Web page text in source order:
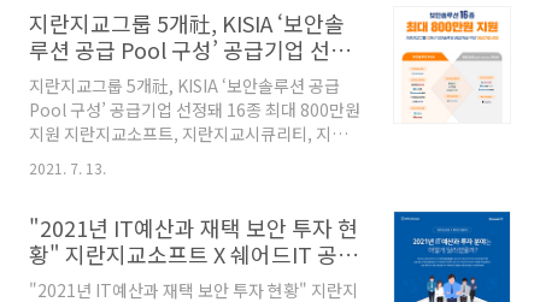
소·벤처기업은 지란지교소프트를 통해 사업 신
청 후 선정되면..
는 피플팀의 열정이 느껴지는 2022년 신년회! 그
현장을 지금 바로 공개합니다 😊 게더타운에서
진행한 신년회에서는 대표님들의 신년인사부터
각 사업/부서별 2022년 계획까지 확인할 수 있었
습니다. 각 사업/부서별 계획은 곧 진행될 OX 퀴
즈 문제로 나오기 때문에 직원들이 열심히 정독
하는 모습을 볼 수 있었는데요! JIRANSOFT 임
서 끝나면 우리 피플팀이 아니죠!!😎 특히 이..
지란지교그룹 5개社, KISIA ‘보안솔
루션 공급 Pool 구성’ 공급기업 선정
돼 16종 최대 800만원 지원
지란지교그룹 5개社, KISIA ‘보안솔루션 공급
Pool 구성’ 공급기업 선정돼 16종 최대 800만원
지원 지란지교소프트, 지란지교시큐리티, 지란지
교데이터, 지란지교에스앤씨, 엑소스피어랩스 등
5개사 공급기업 선정 정보유출방지(DLP), 랜섬
안솔루션 도입 시 최대 800만원 지원 ▲최대
800만원 지원받을 수 있는 지란지교그룹 5사의
보안솔루션 16종(자료=지란지교소프트) 지란지
2021. 7. 13.
"2021년 IT예산과 재택 보안 투자 현
황" 지란지교소프트 X 쉐어드IT 공동
설문조사 결과 공개!
"2021년 IT예산과 재택 보안 투자 현황" 지란지